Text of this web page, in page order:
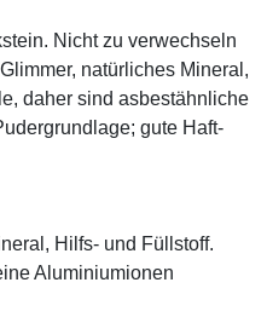
Nicht zu verwechseln
natürliches Mineral,
daher sind asbestähnliche
gute Haft-
Hilfs- und Füllstoff.
Aluminiumionen